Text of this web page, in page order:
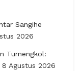
Sangihe
2026
Tumengkol:
8 Agustus 2026